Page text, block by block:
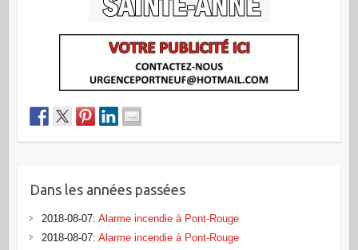
Dans les années passées
2018-08-07: Alarme incendie à Pont-Rouge
2018-08-07: Alarme incendie à Pont-Rouge